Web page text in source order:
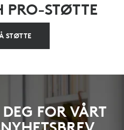
PRO-STØTTE
STØTTE
FOR VÅRT